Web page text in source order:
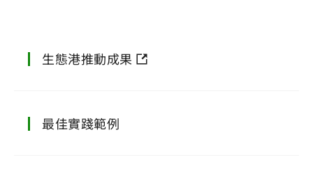
生態港推動成果
最佳實踐範例